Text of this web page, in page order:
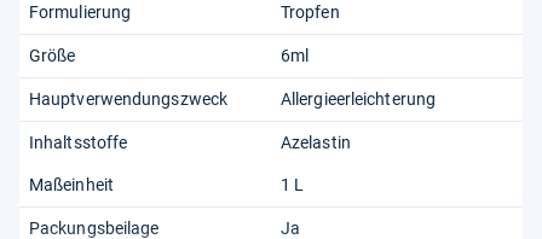
Formulierung Tropfen
Größe 6ml
Hauptverwendungszweck Allergieerleichterung
Inhaltsstoffe Azelastin
Maßeinheit 1 L
Packungsbeilage Ja